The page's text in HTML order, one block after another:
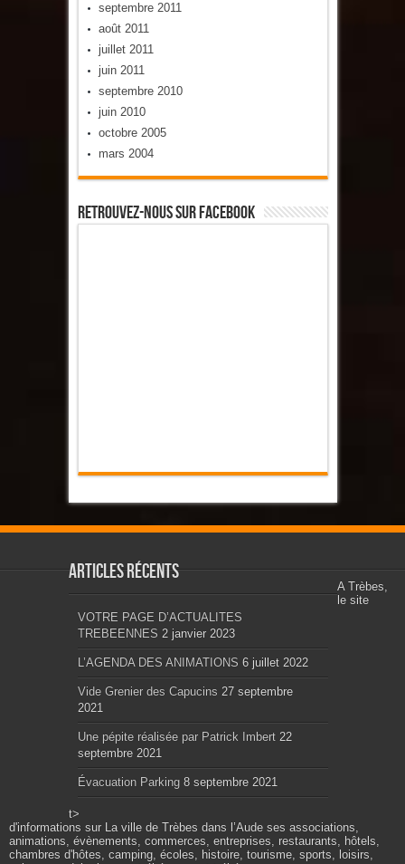
septembre 2011
août 2011
juillet 2011
juin 2011
septembre 2010
juin 2010
octobre 2005
mars 2004
Retrouvez-Nous Sur Facebook
Articles récents
VOTRE PAGE D’ACTUALITES
TREBEENNES 2 janvier 2023
L’AGENDA DES ANIMATIONS 6 juillet 2022
Vide Grenier des Capucins 27 septembre
2021
Une pépite réalisée par Patrick Imbert 22
septembre 2021
Évacuation Parking 8 septembre 2021
t>
A Trèbes,
le site
d'informations sur La ville de Trèbes dans l’Aude ses associations,
animations, évènements, commerces, entreprises, restaurants, hôtels,
chambres d'hôtes, camping, écoles, histoire, tourisme, sports, loisirs,